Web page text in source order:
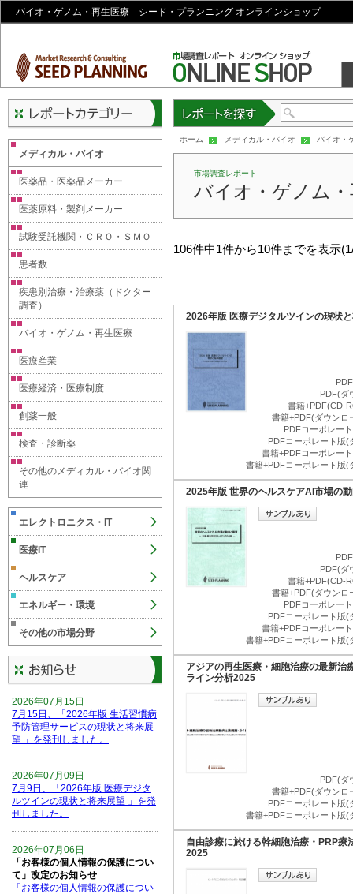
バイオ・ゲノム・再生医療 シード・プランニング オンラインショップ
ホーム メディカル・バイオ バイオ・
市場調査レポート
バイオ・ゲノム
106件中1件から10件までを表示
2026年版 医療デジタルツインの現状
PDF(ダ
書籍+PDF(CD-
書籍+PDF(ダウンロ
PDFコーポレー
PDFコーポレート版(
書籍+PDFコーポレー
書籍+PDFコーポレート版(
2025年版 世界のヘルスケアAI市場の
PDF(ダ
書籍+PDF(CD-
書籍+PDF(ダウンロ
PDFコーポレー
PDFコーポレート版(
書籍+PDFコーポレー
書籍+PDFコーポレート版(
アジアの再生医療・細胞治療の最新治
ライン分析2025
PDF(ダ
書籍+PDF(ダウンロ
PDFコーポレート版(
書籍+PDFコーポレート版(
自由診療に於ける幹細胞治療・PRP療
2025
メディカル・バイオ
医薬品・医薬品メーカー
医薬原料・製剤メーカー
試験受託機関・ＣＲＯ・ＳＭＯ
患者数
疾患別治療・治療薬（ドクター
調査）
バイオ・ゲノム・再生医療
医療産業
医療経済・医療制度
創薬一般
検査・診断薬
その他のメディカル・バイオ関
連
エレクトロニクス・IT
医療IT
ヘルスケア
エネルギー・環境
その他の市場分野
2026年07月15日
7月15日、「2026年版 生活習慣病
予防管理サービスの現状と将来展
望 」を発刊しました。
2026年07月09日
7月9日、「2026年版 医療デジタ
ルツインの現状と将来展望 」を発
刊しました。
2026年07月06日
「お客様の個人情報の保護につい
て」改定のお知らせ
「お客様の個人情報の保護につい